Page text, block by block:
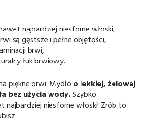
najbardziej niesforne włoski,
są gęstsze i pełne objętości,
brwi,
łuk brwiowy.
piękne brwi. Mydło o lekkiej, żelowej
bez użycia wody.Szybko
najbardziej niesforne włoski! Zrób to